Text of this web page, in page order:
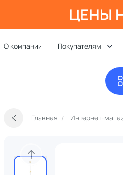
ЦЕНЫ
О компании Покупателям
Главная Интернет-